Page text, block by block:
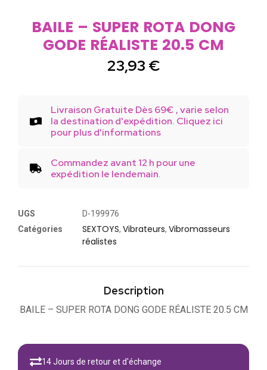
BAILE – SUPER ROTA DONG
GODE RÉALISTE 20.5 CM
23,93 €
Livraison Gratuite Dès 69€ , varie selon
la destination d'expédition. Cliquez ici
pour plus d'informations
Commandez avant 12 h pour une
expédition le lendemain.
UGS
D-199976
Catégories
SEXTOYS, Vibrateurs, Vibromasseurs
réalistes
Description
BAILE – SUPER ROTA DONG GODE RÉALISTE 20.5 CM
14 Jours de retour et d'échange